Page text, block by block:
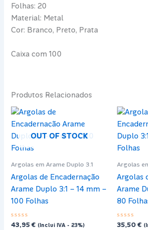
Folhas: 20
Material: Metal
Cor: Branco, Preto, Prata
Caixa com 100
Produtos Relacionados
OUT OF STOCK
Argolas em Arame Duplo 3.1
Argolas de Encadernação
Arame Duplo 3:1 – 14 mm –
100 Folhas
Avaliação
43,95€ (Inclui IVA - 23%)
Argolas
Argolas
Arame
80
35,50 €